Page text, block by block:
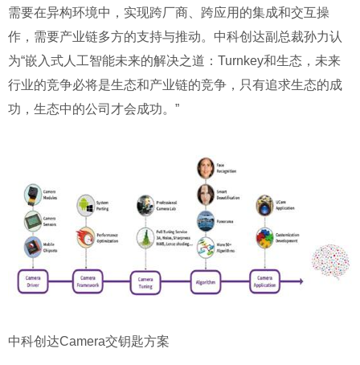
需要在异构环境中，实现跨厂商、跨应用的集成和交互操
作，需要产业链多方的支持与推动。中科创达副总裁孙力认
为“嵌入式人工智能未来的解决之道：Turnkey和生态，未来
行业的竞争必将是生态和产业链的竞争，只有追求生态的成
功，生态中的公司才会成功。”
中科创达Camera交钥匙方案